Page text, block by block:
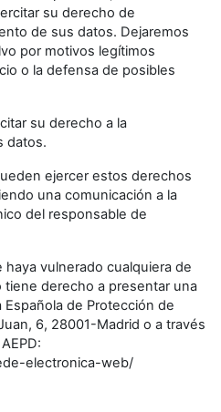
su derecho de
de sus datos. Dejaremos
por motivos legítimos
o la defensa de posibles
su derecho a la
datos.
ejercer estos derechos
una comunicación a la
del responsable de
vulnerado cualquiera de
derecho a presentar una
de Protección de
6, 28001-Madrid o a través
electronica-web/